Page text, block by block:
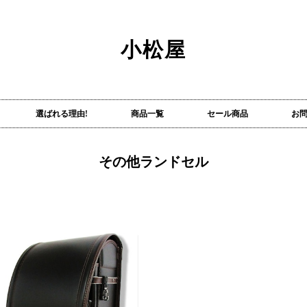
小松屋
選ばれる理由! 商品一覧 セール商品 お
その他ランドセル